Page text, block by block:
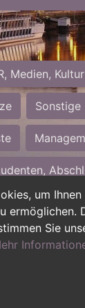
um Ihnen
ermöglichen.
Sie
Medien, Kultur
Sonstige
Assistenz,
und
duale